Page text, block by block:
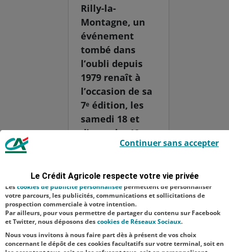
Rilly-la-
Montagne, un
événement
tombé dans
l’oubli depuis
1979 renaît à
l’occasion de sa
7ᵉ édition, les
samedi 18 et
dimanche 19
juillet. Son nom
statue de
Bacchus, dieu
du vin dans la
mythologie
rom...
Le Crédit Agricole respecte votre vie privée
indispensables car utilisés à des fins de bon fonctionnement et de
sécurité ; d’autres sont facultatifs. Les
satisfaction facultatifs.
Lescookies de publicité personnalisée permettent de personnaliser
votre parcours, les publicités, communications et sollicitations de
prospection commerciale à votre intention.
Par ailleurs, pour vous permettre de partager du contenu sur Facebook
et Twitter, nous déposons descookies de Réseaux Sociaux.
Nous vous invitons à nous faire part dès à présent de vos choix
concernant le dépôt de ces cookies facultatifs sur votre terminal, soit en
Continuer sans accepter